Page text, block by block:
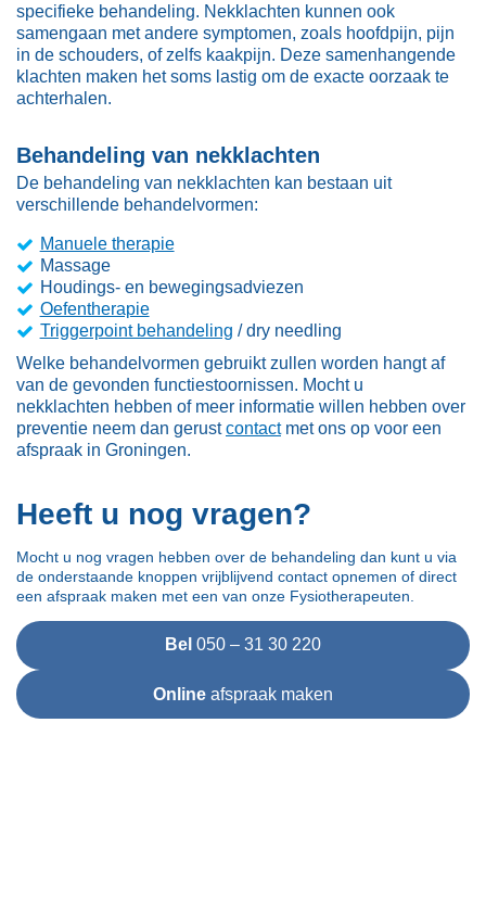
specifieke behandeling. Nekklachten kunnen ook
samengaan met andere symptomen, zoals hoofdpijn, pijn
in de schouders, of zelfs kaakpijn. Deze samenhangende
klachten maken het soms lastig om de exacte oorzaak te
achterhalen.
Behandeling van nekklachten
De behandeling van nekklachten kan bestaan uit
verschillende behandelvormen:
Manuele therapie
Massage
Houdings- en bewegingsadviezen
Oefentherapie
Triggerpoint behandeling / dry needling
Welke behandelvormen gebruikt zullen worden hangt af
van de gevonden functiestoornissen. Mocht u
nekklachten hebben of meer informatie willen hebben over
preventie neem dan gerustcontactmet ons op voor een
afspraak in Groningen.
Heeft u nog vragen?
Mocht u nog vragen hebben over de behandeling dan kunt u via
de onderstaande knoppen vrijblijvend contact opnemen of direct
een afspraak maken met een van onze Fysiotherapeuten.
Bel 050 – 31 30 220
Online afspraak maken